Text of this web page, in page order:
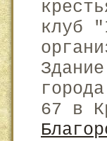
клуб
67 в